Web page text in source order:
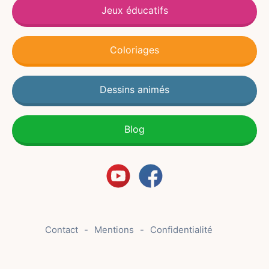
Jeux éducatifs
Coloriages
Dessins animés
Blog
Contact Mentions Confidentialité